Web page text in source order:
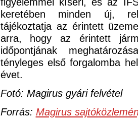
keretében minden új,
tájékoztatja az érintett
arra, hogy az érintett
időpontjának
tényleges első forgalomba
évet.
Fotó: Magirus gyári felvétel
Forrás: Magirus